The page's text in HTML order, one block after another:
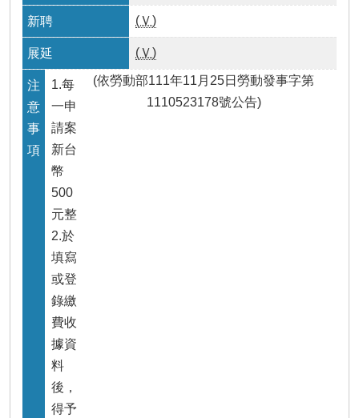
放
(Ｖ)
(Ｖ)
1.每
一申
請案
新台
幣
500
元整
2.於
填寫
或登
錄繳
費收
據資
料
後，
得予
(依勞動部111年11月25日勞動發事字第
1110523178號公告)